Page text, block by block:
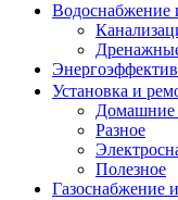
Водоснабжение
Установка и
Домашние
Разное
Полезное
Газоснабжение